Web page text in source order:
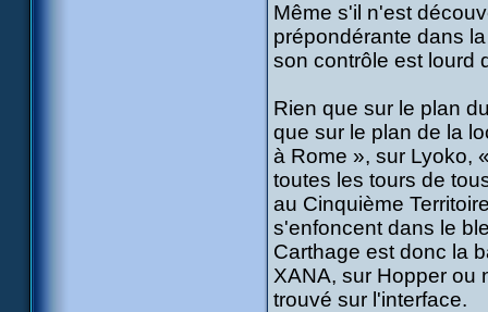
Même s'il n'est
prépondérante dans
son contrôle est lourd
Rien que sur le plan
que sur le plan de la
à Rome », sur Lyoko,
toutes les tours de
au Cinquième
s'enfoncent dans le
Carthage est donc la
XANA, sur Hopper ou
trouvé sur l'interface.